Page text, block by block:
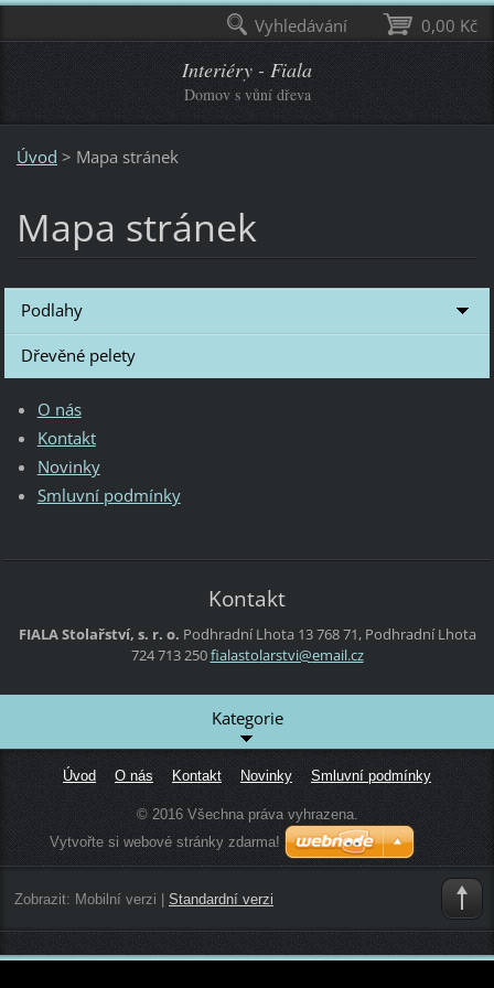
Interiéry - Fiala
Domov s vůní dřeva
Úvod > Mapa stránek
Mapa stránek
Podlahy
Dřevěné pelety
O nás
Kontakt
Novinky
Smluvní podmínky
Kontakt
FIALA Stolařství, s. r. o. Podhradní Lhota 13768 71, Podhradní Lhota
724 713 250fialastolarstvi@email.cz
Kategorie
Úvod O nás Kontakt Novinky Smluvní podmínky
© 2016 Všechna práva vyhrazena.
Vytvořte si webové stránky zdarma!
Zobrazit: Mobilní verzi Standardní verzi
0,00 Kč
Vyhledávání